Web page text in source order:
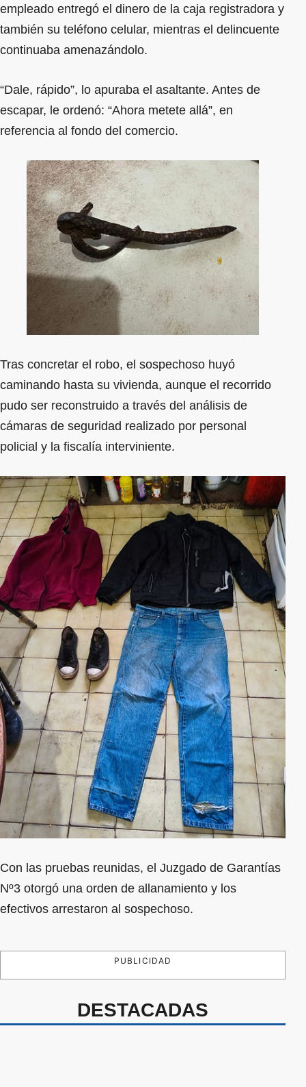
empleado entregó el dinero de la caja registradora y
también su teléfono celular, mientras el delincuente
continuaba amenazándolo.
“Dale, rápido”, lo apuraba el asaltante. Antes de
escapar, le ordenó: “Ahora metete allá”, en
referencia al fondo del comercio.
Tras concretar el robo, el sospechoso huyó
caminando hasta su vivienda, aunque el recorrido
pudo ser reconstruido a través del análisis de
cámaras de seguridad realizado por personal
policial y la fiscalía interviniente.
Con las pruebas reunidas, el Juzgado de Garantías
Nº3 otorgó una orden de allanamiento y los
efectivos arrestaron al sospechoso.
PUBLICIDAD
DESTACADAS